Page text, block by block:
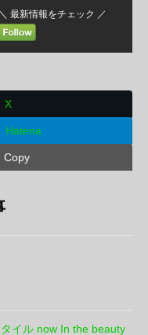
＼ 最新情報をチェック ／
X
Hatena
Copy
イル now In the beauty